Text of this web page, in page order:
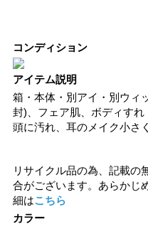
コンディション
アイテム説明
箱・本体・別アイ・別ウィ
封)、フェア肌、ボディす
頭に汚れ、耳のメイク小さ
リサイクル品の為、記載の
合がございます。あらかじ
細はこちら
カラー